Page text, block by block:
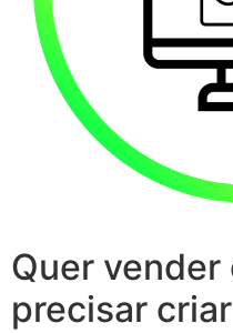
Quer vender
precisar